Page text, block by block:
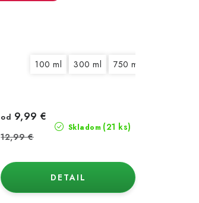
100 ml 300 ml 750 ml
Skladom (21 ks)
od 9,99 €
12,99 €
DETAIL